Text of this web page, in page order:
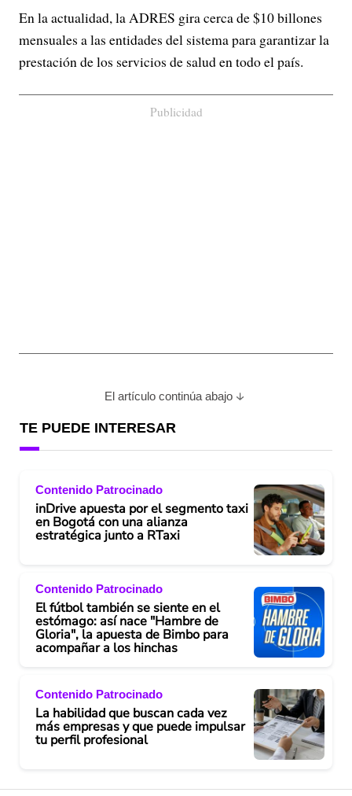
En la actualidad, la ADRES gira cerca de $10 billones
mensuales a las entidades del sistema para garantizar la
prestación de los servicios de salud en todo el país.
Publicidad
El artículo continúa abajo
TE PUEDE INTERESAR
Contenido Patrocinado
inDrive apuesta por el segmento taxi
en Bogotá con una alianza
estratégica junto a RTaxi
Contenido Patrocinado
El fútbol también se siente en el
estómago: así nace "Hambre de
Gloria", la apuesta de Bimbo para
acompañar a los hinchas
Contenido Patrocinado
La habilidad que buscan cada vez
más empresas y que puede impulsar
tu perfil profesional